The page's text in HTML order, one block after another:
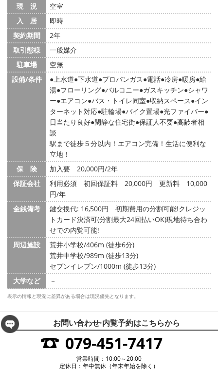
現 況
空室
入 居
即時
契約期間
2年
取引態様
一般媒介
駐車場
空無
設備/条件
上水道 下水道 プロパンガス 電話 冷房 暖房 給
湯 フローリング バルコニー ガスキッチン シャワ
ー エアコン バス・トイレ同室 収納スペース イン
ターネット対応 駐輪場 バイク置場 光ファイバー
日当たり良好 閑静な住宅街 保証人不要 高齢者相
談
駅まで徒歩５分以内！エアコン完備！生活に便利な
立地！
保 険
加入要 20,000円/2年
保証会社
利用必須 初回保証料 20,000円 更新料 10,000
円/年
金銭備考
鍵交換代: 16,500円
初期費用の分割可能!クレジッ
トカード決済可(分割最大24回払いOK)現地待ち合わ
せでの内覧可能!
周辺施設
荒井小学校/406m (徒歩6分)
荒井中学校/989m (徒歩13分)
セブンイレブン/1000m (徒歩13分)
大学など
－
表示の情報と現況に差異がある場合は現況優先となります。
お問い合わせ·内覧予約はこちらから
079-451-7417
営業時間：10:00～20:00
定休日：年中無休（年末年始を除く）